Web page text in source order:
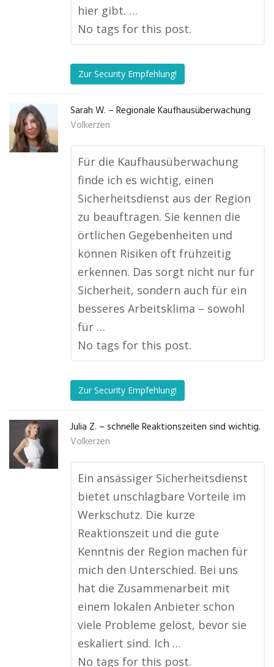
hier gibt. …
No tags for this post.
Zur Security Empfehlung!
Sarah W. – Regionale Kaufhausüberwachung
Volkerzen
Für die Kaufhausüberwachung
finde ich es wichtig, einen
Sicherheitsdienst aus der Region
zu beauftragen. Sie kennen die
örtlichen Gegebenheiten und
können Risiken oft frühzeitig
erkennen. Das sorgt nicht nur für
Sicherheit, sondern auch für ein
besseres Arbeitsklima – sowohl
für …
No tags for this post.
Zur Security Empfehlung!
Julia Z. – schnelle Reaktionszeiten sind wichtig.
Volkerzen
Ein ansässiger Sicherheitsdienst
bietet unschlagbare Vorteile im
Werkschutz. Die kurze
Reaktionszeit und die gute
Kenntnis der Region machen für
mich den Unterschied. Bei uns
hat die Zusammenarbeit mit
einem lokalen Anbieter schon
viele Probleme gelöst, bevor sie
eskaliert sind. Ich …
No tags for this post.